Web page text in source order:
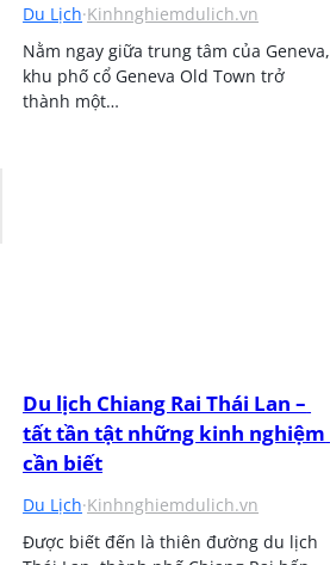
Du Lịch·Kinhnghiemdulich.vn
Nằm ngay giữa trung tâm của Geneva,
khu phố cổ Geneva Old Town trở
thành một…
Du lịch Chiang Rai Thái Lan –
tất tần tật những kinh nghiệm
cần biết
Du Lịch·Kinhnghiemdulich.vn
Được biết đến là thiên đường du lịch